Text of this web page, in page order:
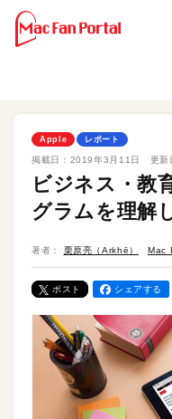
Apple レポート
掲載日： 2019年3月11日 更新
ビジネス・教
グラムを理解
著者： 栗原亮（Arkhē） Mac
ポスト シェアする